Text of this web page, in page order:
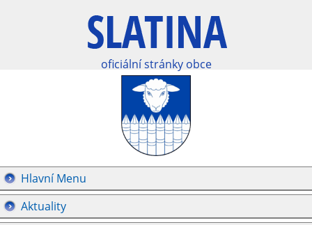
oficiální stránky obce
Hlavní Menu
Aktuality